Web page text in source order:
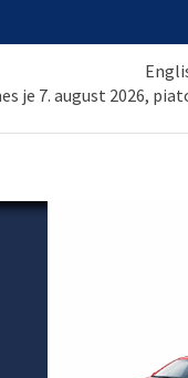
je 7. august 2026,